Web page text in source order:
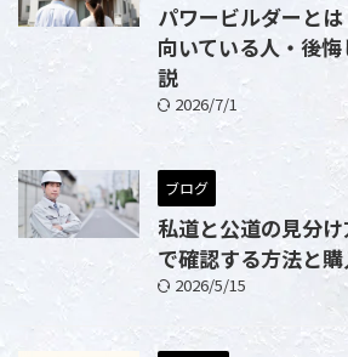
パワービルダーと
向いている人・後
説
2026/7/1
ブログ
私道と公道の見分
で確認する方法と
2026/5/15